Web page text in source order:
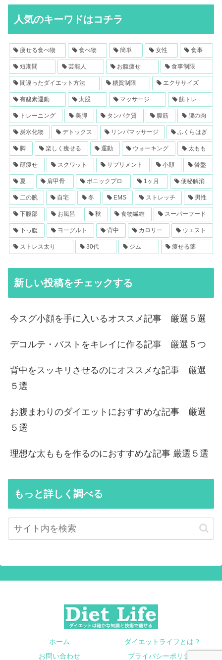
人気のキーワドはコチラ
痩せる食べ物 食べ物 簡単 女性 食事
短期間 芸能人 お腹痩せ 食事制限
間違ったダイエット方法 糖質制限 エクササイズ
有酸素運動 太股 マッサージ 筋トレ
トレーニング 美脚 タンパク質 腹筋 腰の肉
炭水化物 デトックス リンパマッサージ ふくらはぎ
脚 楽しく痩せる 運動 ウォーキング 太もも
顔痩せ スクワット サプリメント 小顔 骨盤
夏 肩甲骨 ボニックプロ 1ヶ月 便秘解消
二の腕 自宅 冬 EMS ストレッチ 男性
下腹部 お風呂 秋 食物繊維 スーパーフード
下っ腹 ヨーグルト 背中 カロリー ウエスト
ストレス太り 30代 ジム 痩せる薬
新しい投稿をチェックする
今スグ小顔を手に入いるオススメ記事 厳選５選
デコルテ・バストをキレイに作る記事 厳選５つ
背中をスッキリさせるのにオススメな記事 厳選
５選
お腹まわりのダイエットにおすすめな記事 厳選
５選
理想な太ももを作るのにおすすめな記事 厳選５選
もっと詳しく調べる
ホーム
ダイエットライフとは？
お問い合わせ
プライバシーポリシー